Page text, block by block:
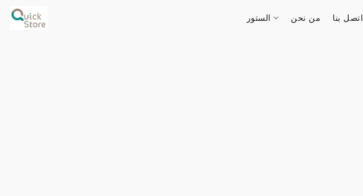
الستور من نحن اتصل بنا